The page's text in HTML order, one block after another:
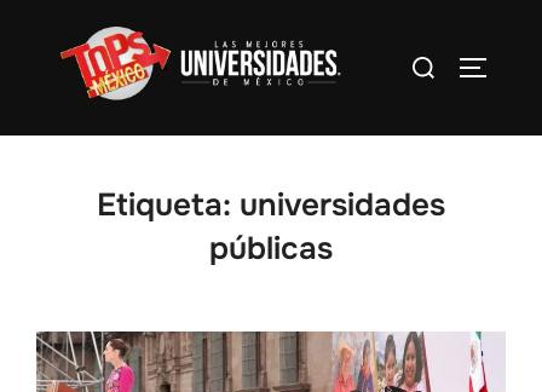
contenido
Buscar:
Etiqueta: universidades
públicas